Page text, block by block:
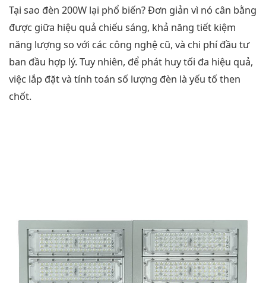
Tại sao đèn 200W lại phổ biến? Đơn giản vì nó cân bằng
được giữa hiệu quả chiếu sáng, khả năng tiết kiệm
năng lượng so với các công nghệ cũ, và chi phí đầu tư
ban đầu hợp lý. Tuy nhiên, để phát huy tối đa hiệu quả,
việc lắp đặt và tính toán số lượng đèn là yếu tố then
chốt.